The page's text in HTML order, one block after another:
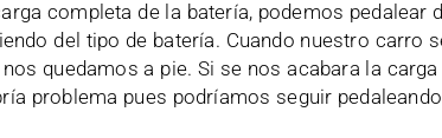
completa de la batería, podemos pedalear
del tipo de batería. Cuando nuestro carro
quedamos a pie. Si se nos acabara la carga
problema pues podríamos seguir